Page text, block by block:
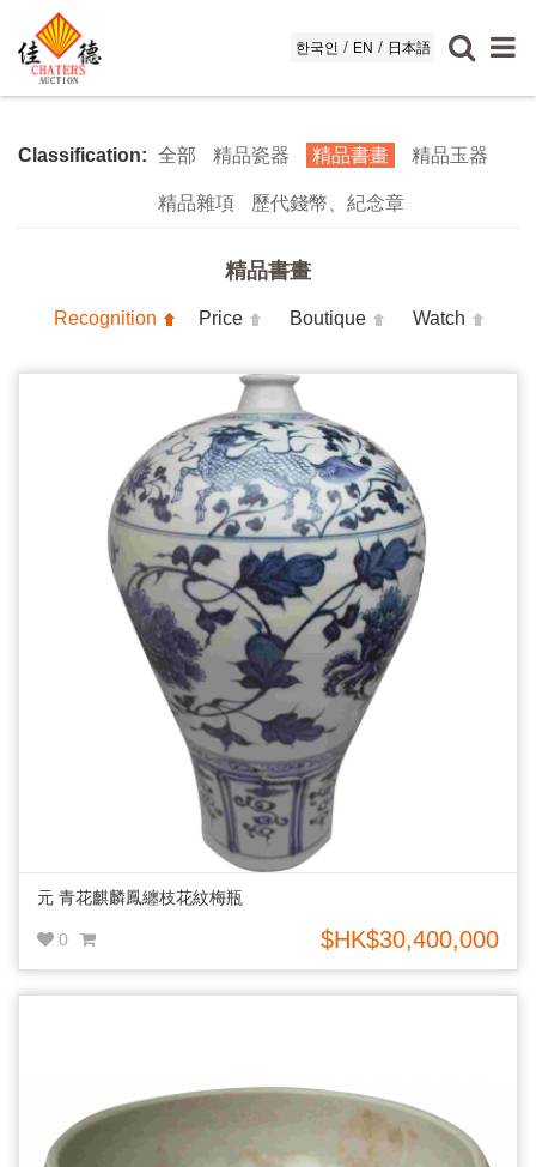
한국인 / EN / 日本語
Classification: 全部 精品瓷器 精品書畫 精品玉器
精品雜項 歷代錢幣、紀念章
精品書畫
Recognition Price Boutique Watch
元 青花麒麟鳳纏枝花紋梅瓶
0 $HK$30,400,000